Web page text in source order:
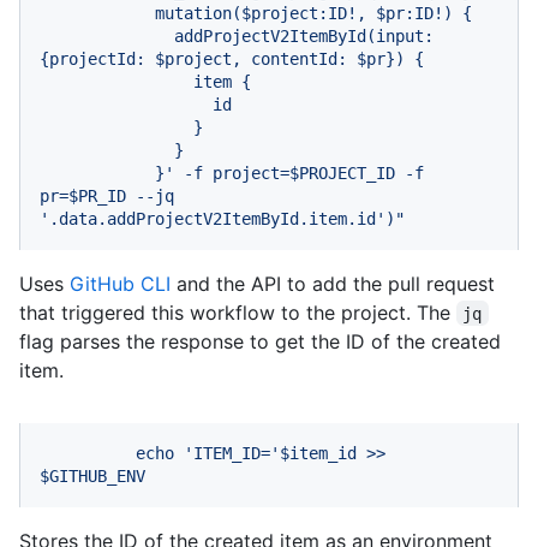
{projectId: $project, contentId: $pr}) {
pr=$PR_ID --jq
'.data.addProjectV2ItemById.item.id')"
Uses GitHub CLI and the API to add the pull request
that triggered this workflow to the project. The
jq
flag parses the response to get the ID of the created
item.
echo 'ITEM_ID=' $item_id >>
$GITHUB_ENV
Stores the ID of the created item as an environment